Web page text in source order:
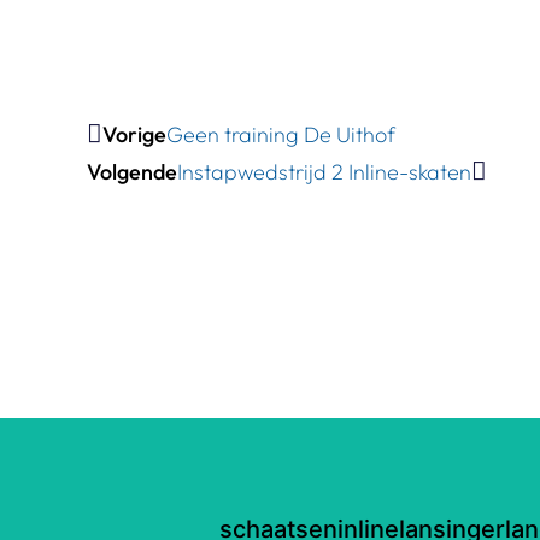
VorigeGeen training De Uithof
VolgendeInstapwedstrijd 2 Inline-skaten